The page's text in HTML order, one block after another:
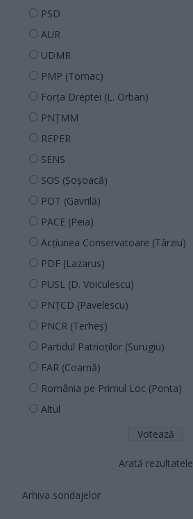
PSD
AUR
UDMR
PMP (Tomac)
Forța Dreptei (L. Orban)
PNȚMM
REPER
SENS
SOS (Șoșoacă)
POT (Gavrilă)
PACE (Peia)
Acțiunea Conservatoare (Târziu)
PDF (Lazarus)
PUSL (D. Voiculescu)
PNȚCD (Pavelescu)
PNCR (Terheș)
Partidul Patrioților (Surugiu)
FAR (Coarnă)
România pe Primul Loc (Ponta)
Altul
Arată rezultatele
Arhiva sondajelor